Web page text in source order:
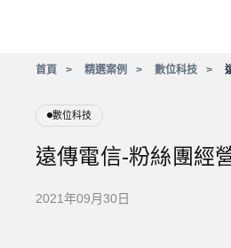
首頁 精選案例 數位科技
數位科技
遠傳電信-粉絲團經
2021年09月30日